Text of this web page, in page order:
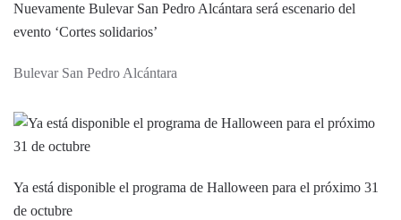
Nuevamente Bulevar San Pedro Alcántara será escenario del
evento ‘Cortes solidarios’
Bulevar San Pedro Alcántara
Ya está disponible el programa de Halloween para el próximo 31
de octubre